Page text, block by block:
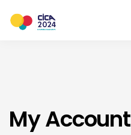
My Account